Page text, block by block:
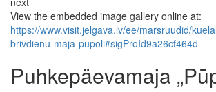
View the embedded image gallery online at:
https://www.visit.jelgava.lv/ee/marsruudid/
brivdienu-maja-pupoli#sigProId9a26cf464d
Puhkepäevamaja